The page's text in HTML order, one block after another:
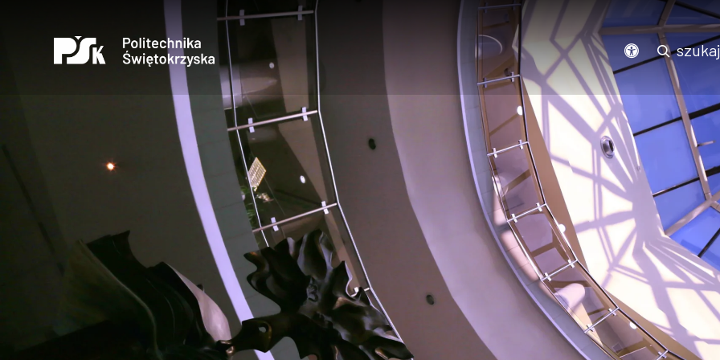
dostępność
Podświetl wszystkie linki na stronie
szukaj
Otwórz
Uczelnia
Kandydaci
Studenci